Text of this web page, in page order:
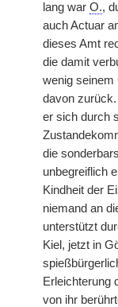
lang war O.,
auch Actuar
dieses Amt
die damit
wenig seinem
davon
er sich durch
die
unbegreiflich
Kindheit der
niemand an
unterstützt
Kiel, jetzt in
Erleichterung
von ihr